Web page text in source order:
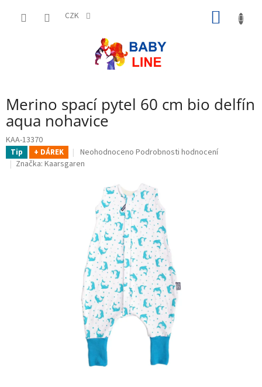
CZK
Merino spací pytel 60 cm bio delfín
aqua nohavice
KAA-13370
Tip + DÁREK
Průměrné
hodnocení
hvězdiček.
Neohodnoceno Podrobnosti hodnocení
Značka: Kaarsgaren